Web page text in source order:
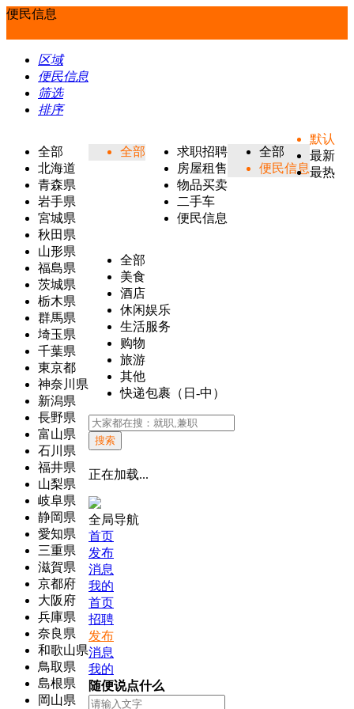
便民信息
区域
便民信息
筛选
排序
全部
北海道
青森県
岩手県
宮城県
秋田県
山形県
福島県
茨城県
栃木県
群馬県
埼玉県
千葉県
東京都
神奈川県
新潟県
長野県
富山県
石川県
福井県
山梨県
岐阜県
静岡県
愛知県
三重県
滋賀県
京都府
大阪府
兵庫県
奈良県
和歌山県
鳥取県
島根県
岡山県
全部
求职招聘
房屋租售
物品买卖
二手车
便民信息
全部
便民信息
全部
美食
酒店
休闲娱乐
生活服务
购物
旅游
其他
快递包裹（日-中）
默认
最新
最热
搜索
正在加载...
全局导航
首页
发布
消息
我的
首页
招聘
发布
消息
我的
随便说点什么